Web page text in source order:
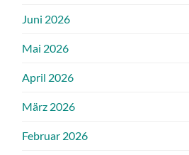
Juni 2026
Mai 2026
April 2026
März 2026
Februar 2026